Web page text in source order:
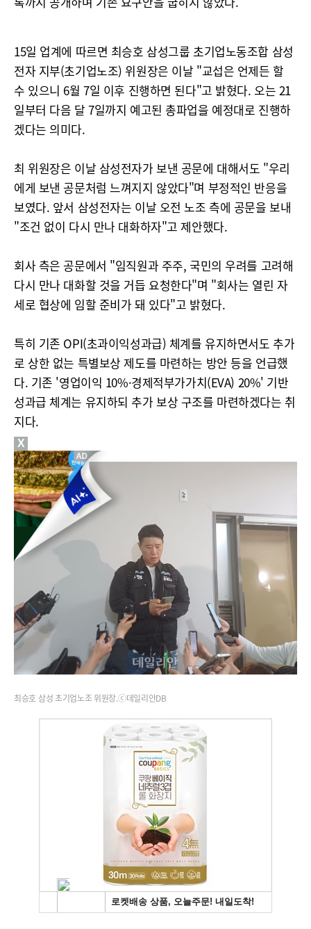
15일 업계에 따르면 최승호 삼성그룹 초기업노동조합 삼성
전자 지부(초기업노조) 위원장은 이날 "교섭은 언제든 할
수 있으니 6월 7일 이후 진행하면 된다"고 밝혔다. 오는 21
일부터 다음 달 7일까지 예고된 총파업을 예정대로 진행하
겠다는 의미다.
최 위원장은 이날 삼성전자가 보낸 공문에 대해서도 "우리
에게 보낸 공문처럼 느껴지지 않았다"며 부정적인 반응을
보였다. 앞서 삼성전자는 이날 오전 노조 측에 공문을 보내
"조건 없이 다시 만나 대화하자"고 제안했다.
회사 측은 공문에서 "임직원과 주주, 국민의 우려를 고려해
다시 만나 대화할 것을 거듭 요청한다"며 "회사는 열린 자
세로 협상에 임할 준비가 돼 있다"고 밝혔다.
특히 기존 OPI(초과이익성과급) 체계를 유지하면서도 추가
로 상한 없는 특별보상 제도를 마련하는 방안 등을 언급했
다. 기존 '영업이익 10%·경제적부가가치(EVA) 20%' 기반
성과급 체계는 유지하되 추가 보상 구조를 마련하겠다는 취
지다.
최승호 삼성 초기업노조 위원장.ⓒ데일리안DB
X